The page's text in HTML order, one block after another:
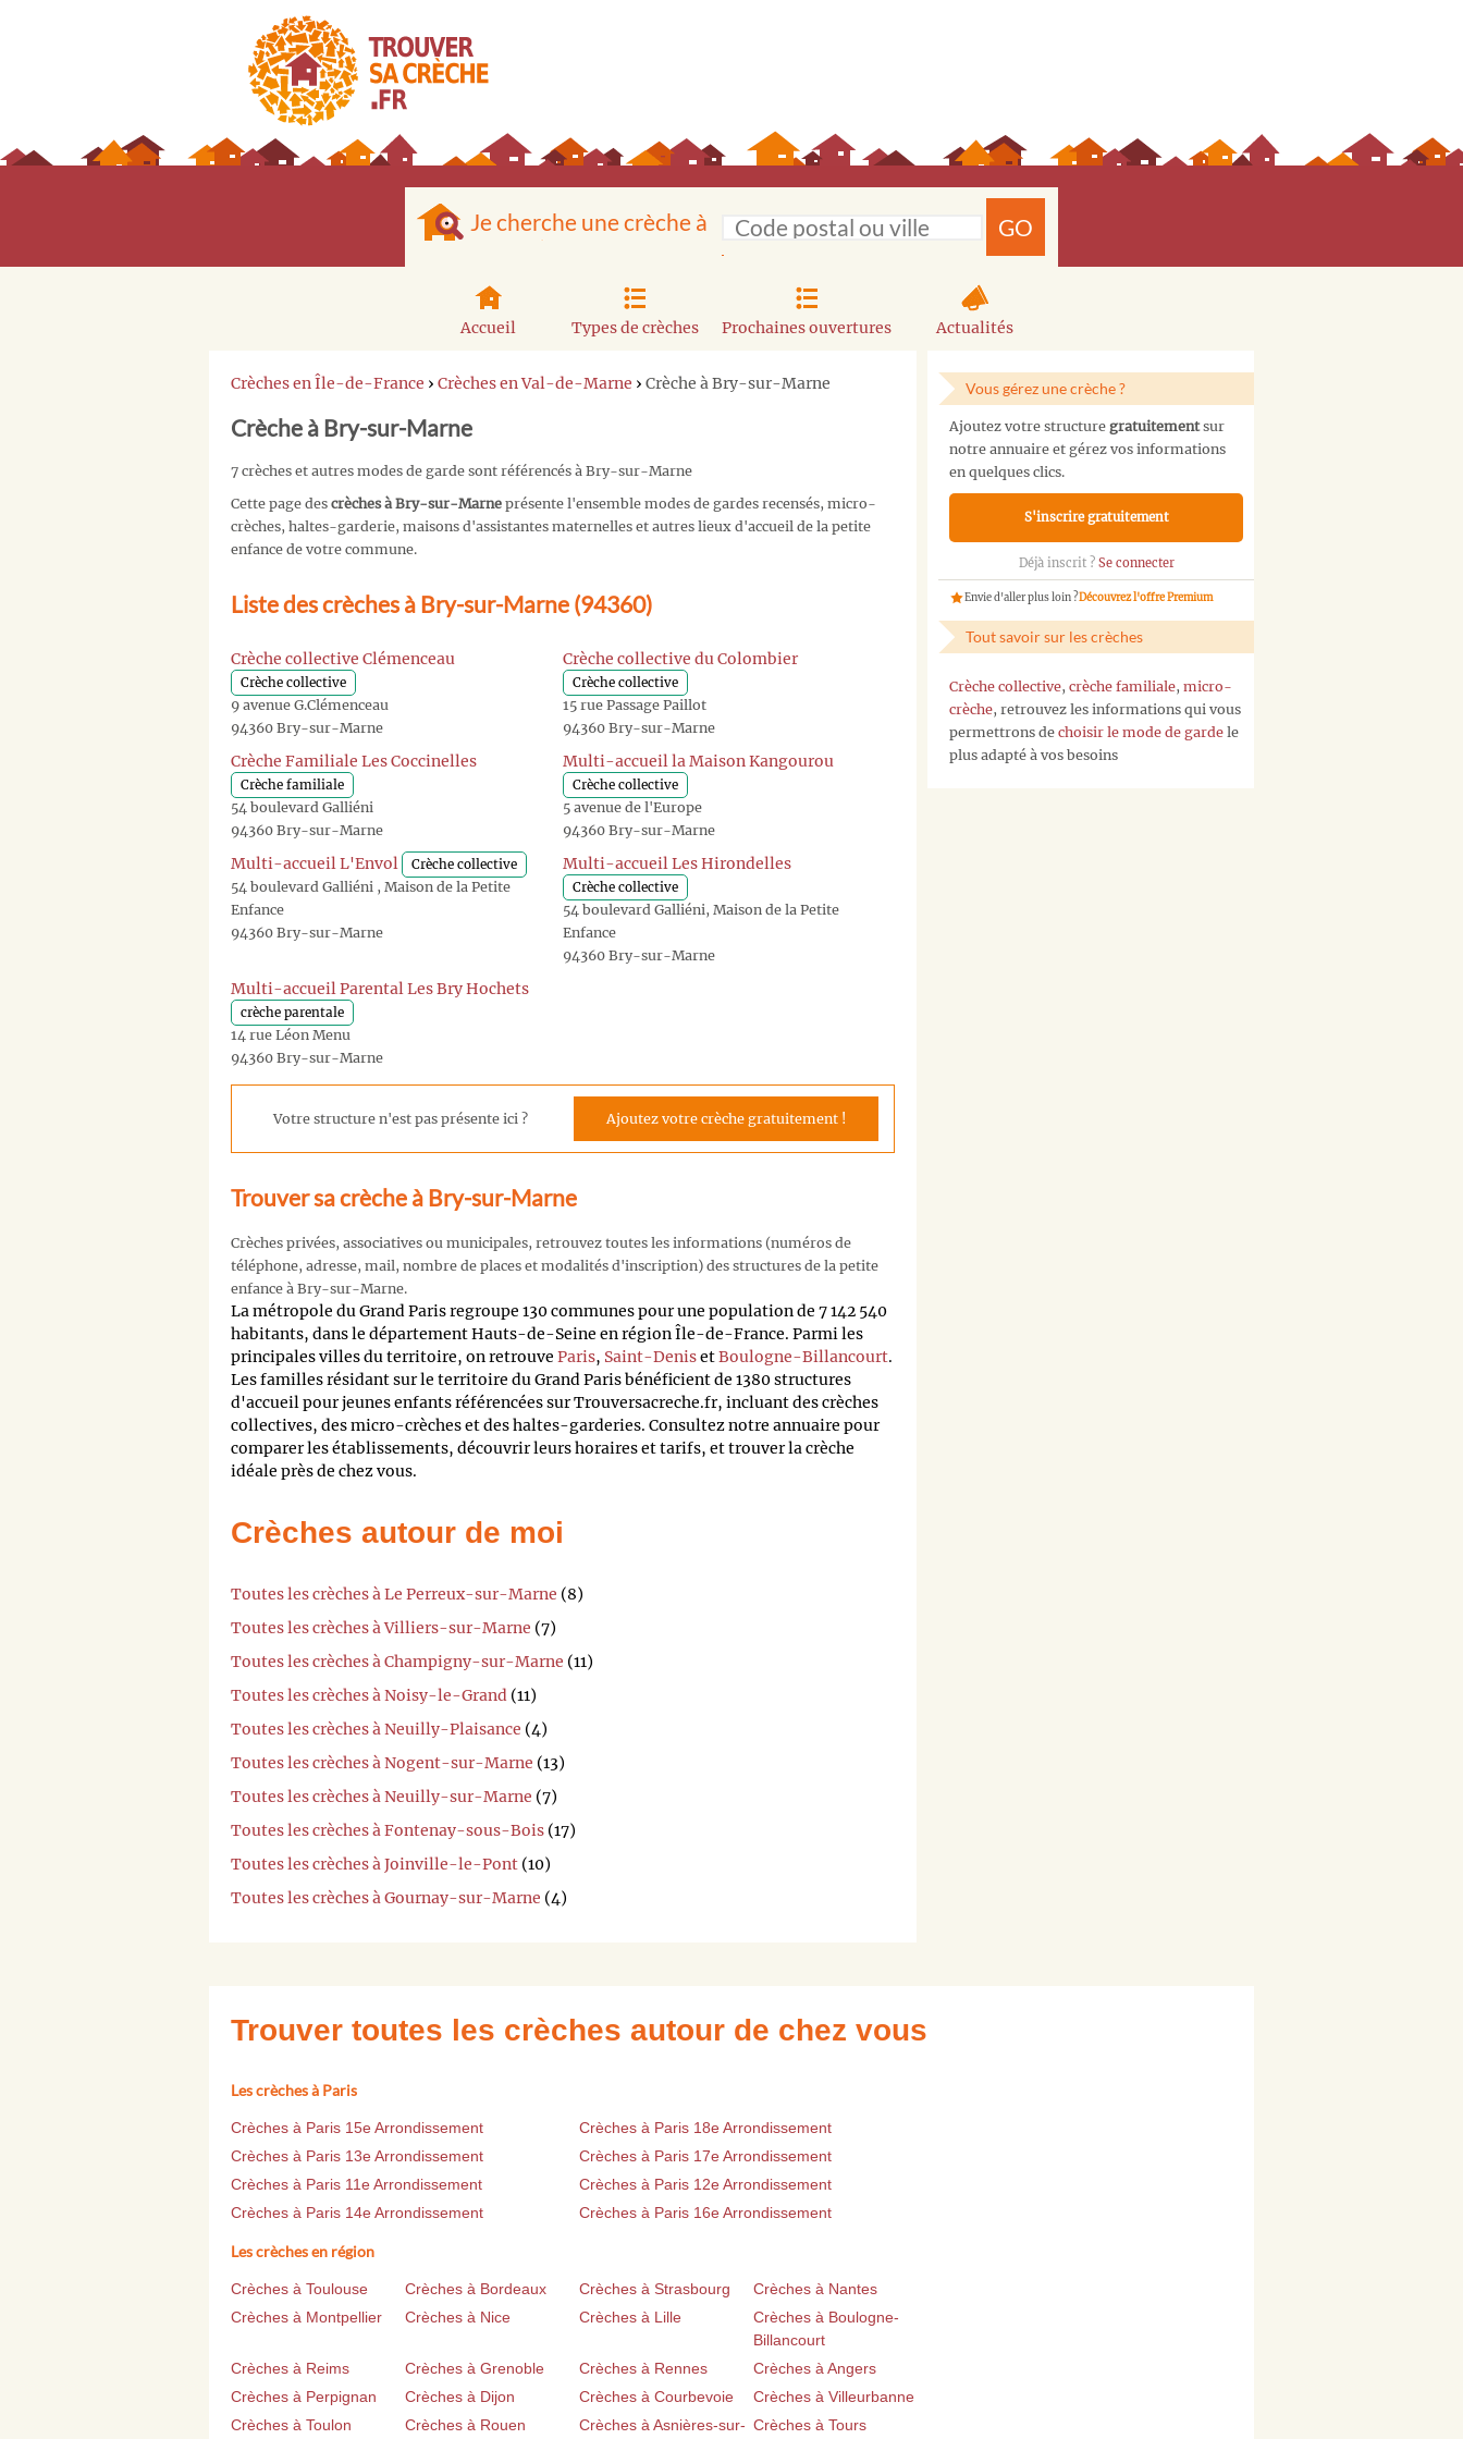
Je cherche une crèche à GO
Accueil Types de crèches Prochaines ouvertures Actualités
Crèches en Île-de-France › Crèches en Val-de-Marne › Crèche à Bry-sur-Marne
Crèche à Bry-sur-Marne
7 crèches et autres modes de garde sont référencés à Bry-sur-Marne
Cette page des crèches à Bry-sur-Marne présente l'ensemble modes de gardes recensés, micro-
crèches, haltes-garderie, maisons d'assistantes maternelles et autres lieux d'accueil de la petite
enfance de votre commune.
Liste des crèches à Bry-sur-Marne (94360)
Crèche collective Clémenceau
Crèche collective
9 avenue G.Clémenceau
94360 Bry-sur-Marne
Crèche collective du Colombier
Crèche collective
15 rue Passage Paillot
94360 Bry-sur-Marne
Crèche Familiale Les Coccinelles
Crèche familiale
54 boulevard Galliéni
94360 Bry-sur-Marne
Multi-accueil la Maison Kangourou
Crèche collective
5 avenue de l'Europe
94360 Bry-sur-Marne
Multi-accueil L'Envol Crèche collective
54 boulevard Galliéni , Maison de la Petite
Enfance
94360 Bry-sur-Marne
Multi-accueil Les Hirondelles
Crèche collective
54 boulevard Galliéni, Maison de la Petite
Enfance
94360 Bry-sur-Marne
Multi-accueil Parental Les Bry Hochets
crèche parentale
14 rue Léon Menu
94360 Bry-sur-Marne
Votre structure n'est pas présente ici ? Ajoutez votre crèche gratuitement !
Trouver sa crèche à Bry-sur-Marne
Crèches privées, associatives ou municipales, retrouvez toutes les informations (numéros de
téléphone, adresse, mail, nombre de places et modalités d'inscription) des structures de la petite
enfance à Bry-sur-Marne.
La métropole du Grand Paris regroupe 130 communes pour une population de 7 142 540
habitants, dans le département Hauts-de-Seine en région Île-de-France. Parmi les
principales villes du territoire, on retrouve Paris, Saint-DenisetBoulogne-Billancourt.
Les familles résidant sur le territoire du Grand Paris bénéficient de 1380 structures
d'accueil pour jeunes enfants référencées sur Trouversacreche.fr, incluant des crèches
collectives, des micro-crèches et des haltes-garderies. Consultez notre annuaire pour
comparer les établissements, découvrir leurs horaires et tarifs, et trouver la crèche
idéale près de chez vous.
Crèches autour de moi
Toutes les crèches à Le Perreux-sur-Marne (8)
Toutes les crèches à Villiers-sur-Marne (7)
Toutes les crèches à Champigny-sur-Marne (11)
Toutes les crèches à Noisy-le-Grand (11)
Toutes les crèches à Neuilly-Plaisance (4)
Toutes les crèches à Nogent-sur-Marne (13)
Toutes les crèches à Neuilly-sur-Marne (7)
Toutes les crèches à Fontenay-sous-Bois (17)
Toutes les crèches à Joinville-le-Pont (10)
Toutes les crèches à Gournay-sur-Marne (4)
Vous gérez une crèche ?
Ajoutez votre structure gratuitementsur
notre annuaire et gérez vos informations
en quelques clics.
S'inscrire gratuitement
Déjà inscrit ? Se connecter
Envie d'aller plus loin ?Découvrez l'offre Premium
Tout savoir sur les crèches
Crèche collective, crèche familiale, micro-
crèche, retrouvez les informations qui vous
permettrons de choisir le mode de garde le
plus adapté à vos besoins
Trouver toutes les crèches autour de chez vous
Les crèches à Paris
Crèches à Paris 15e Arrondissement
Crèches à Paris 18e Arrondissement
Crèches à Paris 13e Arrondissement
Crèches à Paris 17e Arrondissement
Crèches à Paris 11e Arrondissement
Crèches à Paris 12e Arrondissement
Crèches à Paris 14e Arrondissement
Crèches à Paris 16e Arrondissement
Les crèches en région
Crèches à Toulouse Crèches à Bordeaux Crèches à Strasbourg
Crèches à Nantes
Crèches à Montpellier
Crèches à Nice Crèches à Lille
Crèches à Boulogne-
Billancourt
Crèches à Reims
Crèches à Grenoble Crèches à Rennes
Crèches à Angers
Crèches à Perpignan
Crèches à Dijon Crèches à Courbevoie
Crèches à Villeurbanne
Crèches à Toulon
Crèches à Rouen
Crèches à Asnières-sur- Crèches à Tours